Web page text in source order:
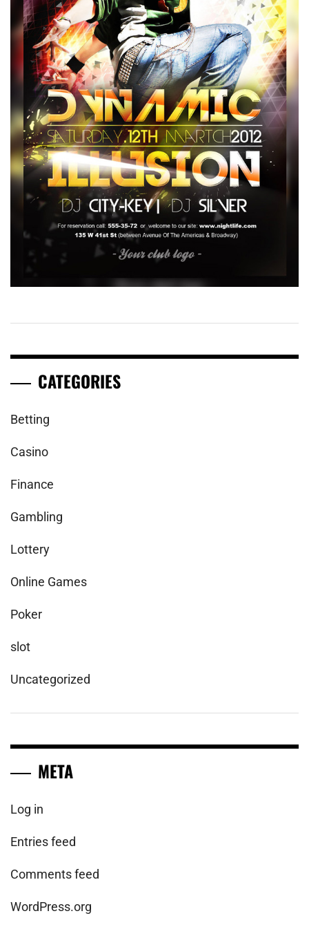
CATEGORIES
Betting
Casino
Finance
Gambling
Lottery
Online Games
Poker
slot
Uncategorized
META
Log in
Entries feed
Comments feed
WordPress.org